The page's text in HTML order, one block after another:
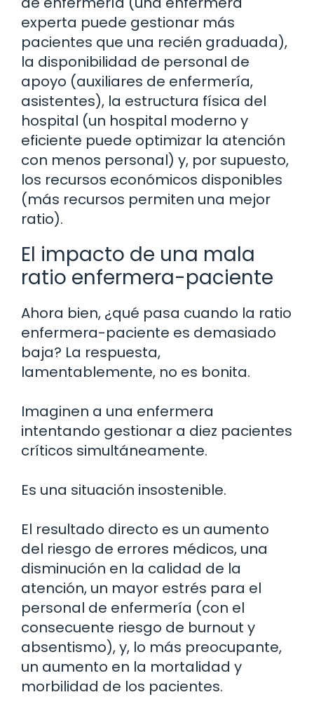
experta puede gestionar más
pacientes que una recién graduada),
la disponibilidad de personal de
apoyo (auxiliares de enfermería,
asistentes), la estructura física del
hospital (un hospital moderno y
eficiente puede optimizar la atención
con menos personal) y, por supuesto,
los recursos económicos disponibles
(más recursos permiten una mejor
ratio).
El impacto de una mala
ratio enfermera-paciente
Ahora bien, ¿qué pasa cuando la ratio
enfermera-paciente es demasiado
baja? La respuesta,
lamentablemente, no es bonita.
Imaginen a una enfermera
intentando gestionar a diez pacientes
críticos simultáneamente.
Es una situación insostenible.
El resultado directo es un aumento
del riesgo de errores médicos, una
disminución en la calidad de la
atención, un mayor estrés para el
personal de enfermería (con el
consecuente riesgo de burnout y
absentismo), y, lo más preocupante,
un aumento en la mortalidad y
morbilidad de los pacientes.